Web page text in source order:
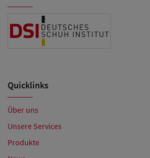
Quicklinks
Über uns
Unsere Services
Produkte